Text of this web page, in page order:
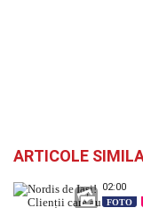
ARTICOLE
02:00
FOTO